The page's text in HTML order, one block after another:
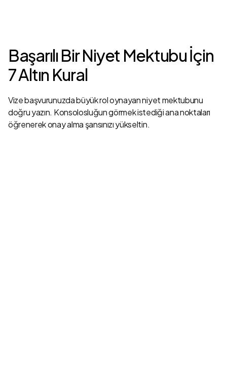
Başarılı Bir Niyet Mektubu İçin
7 Altın Kural
Vize başvurunuzda büyük rol oynayan niyet mektubunu
doğru yazın. Konsolosluğun görmek istediği ana noktaları
öğrenerek onay alma şansınızı yükseltin.